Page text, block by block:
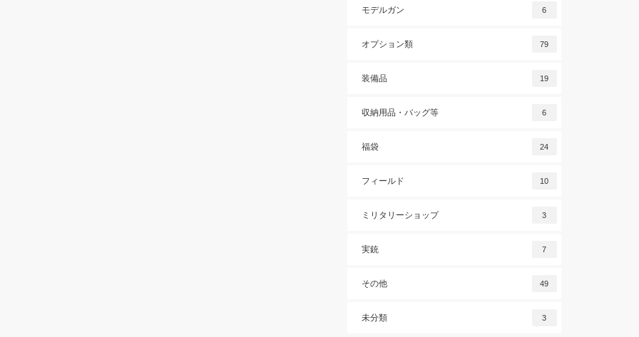
モデルガン 6
オプション類 79
装備品 19
収納用品・バッグ等 6
福袋 24
フィールド 10
ミリタリーショップ 3
実銃 7
その他 49
未分類 3